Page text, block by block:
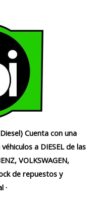
Cuenta con una
a DIESEL de las
VOLKSWAGEN,
de repuestos y
·